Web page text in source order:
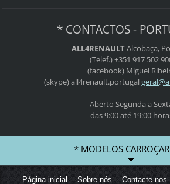
* CONTACTOS -
ALL4RENAULTAlcobaça,
(Telef.) +351 917 502
(facebook) Miguel
(skype) all4renault.portugal
Aberto Segunda a
das 9:00 até 19:00
* MODELOS
Página inicial Sobre nós Contacte-nos